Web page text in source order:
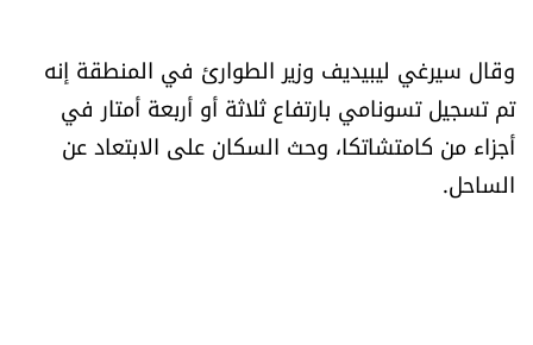
للتاريخ
فيديو
وقال سيرغي ليبيديف وزير الطوارئ في المنطقة إنه
تم تسجيل تسونامي بارتفاع ثلاثة أو أربعة أمتار في
أجزاء من كامتشاتكا، وحث السكان على الابتعاد عن
الساحل.